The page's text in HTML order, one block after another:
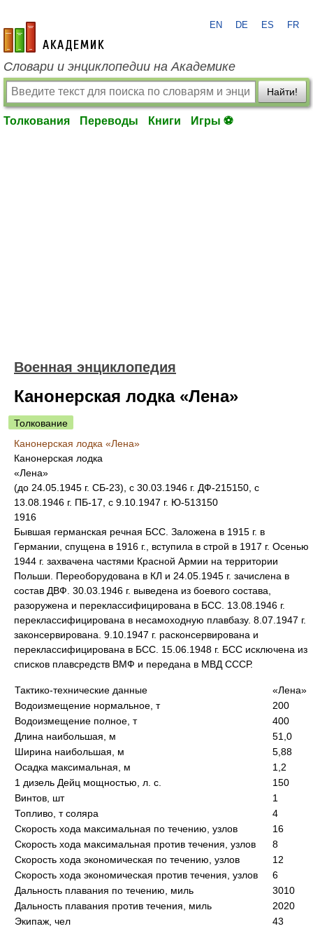
academic.ru
EN DE ES FR
Словари и энциклопедии на Академике
Найти!
Толкования Переводы Книги Игры ⚽
Военная энциклопедия
Канонерская лодка «Лена»
Толкование
Канонерская лодка «Лена»
Канонерская лодка
«Лена»
(до 24.05.1945 г. СБ-23), с 30.03.1946 г. ДФ-215150, с
13.08.1946 г. ПБ-17, с 9.10.1947 г. Ю-513150
1916
Бывшая германская речная БСС. Заложена в 1915 г. в
Германии, спущена в 1916 г., вступила в строй в 1917 г. Осенью
1944 г. захвачена частями Красной Армии на территории
Польши. Переоборудована в КЛ и 24.05.1945 г. зачислена в
состав ДВФ. 30.03.1946 г. выведена из боевого состава,
разоружена и переклассифицирована в БСС. 13.08.1946 г.
переклассифицирована в несамоходную плавбазу. 8.07.1947 г.
законсервирована. 9.10.1947 г. расконсервирована и
переклассифицирована в БСС. 15.06.1948 г. БСС исключена из
списков плавсредств ВМФ и передана в МВД СССР.
Тактико-технические данные
«Лена»
Водоизмещение нормальное, т
200
Водоизмещение полное, т
400
Длина наибольшая, м
51,0
Ширина наибольшая, м
5,88
Осадка максимальная, м
1,2
1 дизель Дейц мощностью, л. с.
150
Винтов, шт
1
Топливо, т соляра
4
Скорость хода максимальная по течению, узлов
16
Скорость хода максимальная против течения, узлов
8
Скорость хода экономическая по течению, узлов
12
Скорость хода экономическая против течения, узлов
6
Дальность плавания по течению, миль
3010
Дальность плавания против течения, миль
2020
Экипаж, чел
43